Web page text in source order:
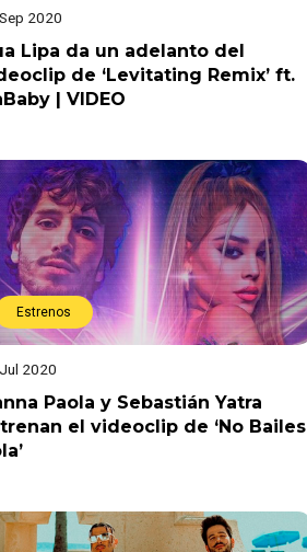
2020
Lipa da un adelanto del
de ‘Levitating Remix’ ft.
| VIDEO
Estrenos
2020
Paola y Sebastián Yatra
el videoclip de ‘No Bailes